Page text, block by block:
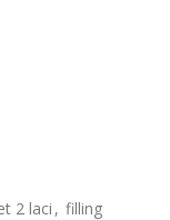
2 laci , filling